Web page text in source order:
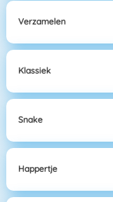
Verzamelen
Klassiek
Snake
Happertje